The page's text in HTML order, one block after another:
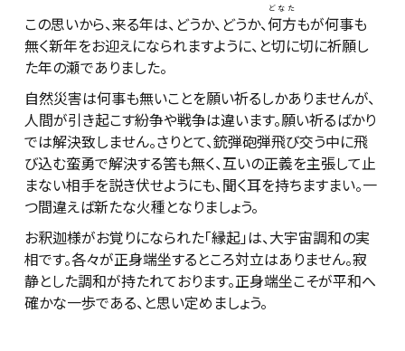
この思いから、来る年は、どうか、どうか、何方
どなた
もが何事も
無く新年をお迎えになられますように、と切に切に祈願し
た年の瀬でありました。
自然災害は何事も無いことを願い祈るしかありませんが、
人間が引き起こす紛争や戦争は違います。願い祈るばかり
では解決致しません。さりとて、銃弾砲弾飛び交う中に飛
び込む蛮勇で解決する筈も無く、互いの正義を主張して止
まない相手を説き伏せようにも、聞く耳を持ちますまい。一
つ間違えば新たな火種となりましょう。
お釈迦様がお覚りになられた「縁起」は、大宇宙調和の実
相です。各々が正身端坐するところ対立はありません。寂
静とした調和が持たれております。正身端坐こそが平和へ
確かな一歩である、と思い定めましょう。